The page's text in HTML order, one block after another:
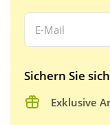
Ihre E-Mail
Sichern Sie
Exklusive